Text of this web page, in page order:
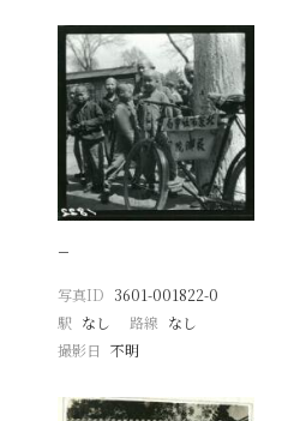
−
写真ID 3601-001822-0
駅 なし 路線 なし
撮影日
不明